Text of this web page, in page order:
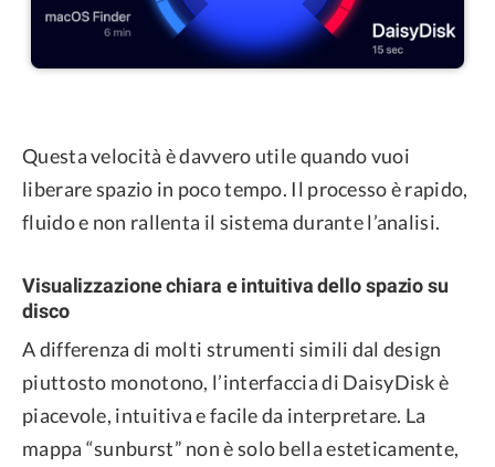
Questa velocità è davvero utile quando vuoi
liberare spazio in poco tempo. Il processo è rapido,
fluido e non rallenta il sistema durante l’analisi.
Visualizzazione chiara e intuitiva dello spazio su
disco
A differenza di molti strumenti simili dal design
piuttosto monotono, l’interfaccia di DaisyDisk è
piacevole, intuitiva e facile da interpretare. La
mappa “sunburst” non è solo bella esteticamente,